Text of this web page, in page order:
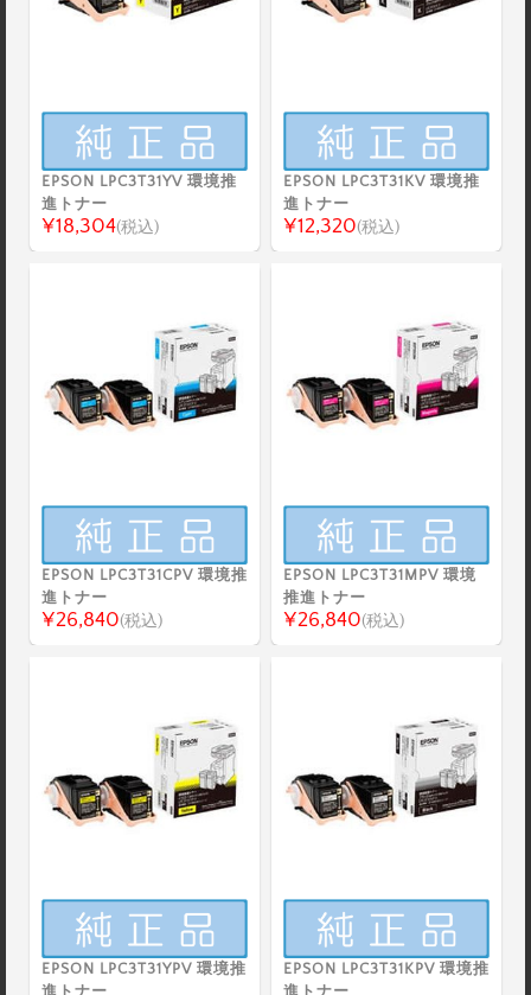
EPSON LPC3T31YV 環境推
進トナー
¥18,304(税込)
EPSON LPC3T31KV 環境推
進トナー
¥12,320(税込)
EPSON LPC3T31CPV 環境推
進トナー
¥26,840(税込)
EPSON LPC3T31MPV 環境
推進トナー
¥26,840(税込)
EPSON LPC3T31YPV 環境推
進トナー
EPSON LPC3T31KPV 環境推
進トナー